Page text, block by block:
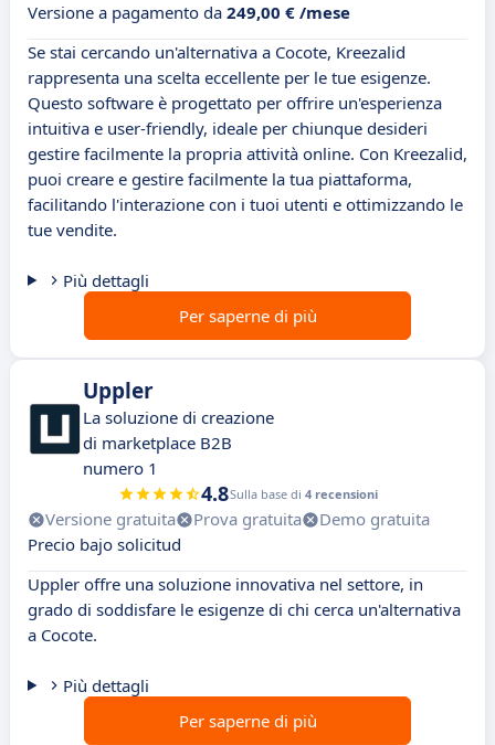
Versione a pagamento da 249,00 € /mese
Se stai cercando un'alternativa a Cocote, Kreezalid
rappresenta una scelta eccellente per le tue esigenze.
Questo software è progettato per offrire un'esperienza
intuitiva e user-friendly, ideale per chiunque desideri
gestire facilmente la propria attività online. Con Kreezalid,
puoi creare e gestire facilmente la tua piattaforma,
facilitando l'interazione con i tuoi utenti e ottimizzando le
tue vendite.
Più dettagli
Per saperne di più
Uppler
La soluzione di creazione
di marketplace B2B
numero 1
4.8Sulla base di 4 recensioni
Versione gratuita Prova gratuita
Demo gratuita
Precio bajo solicitud
Uppler offre una soluzione innovativa nel settore, in
grado di soddisfare le esigenze di chi cerca un'alternativa
a Cocote.
Più dettagli
Per saperne di più